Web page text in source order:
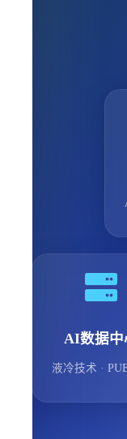
AI数据中
液冷技术 ·